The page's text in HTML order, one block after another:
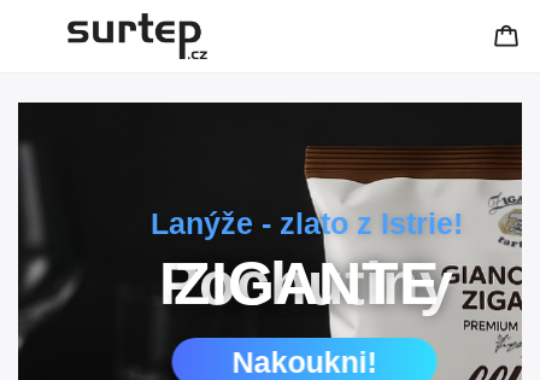
Lanýže - zlato z Istrie!
Pochutiny ZIGANTE
Nakoukni!